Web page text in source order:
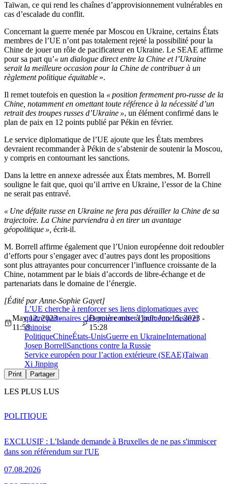
Taïwan, ce qui rend les chaînes d’approvisionnement vulnérables en
cas d’escalade du conflit.
Concernant la guerre menée par Moscou en Ukraine, certains États
membres de l’UE n’ont pas totalement rejeté la possibilité pour la
Chine de jouer un rôle de pacificateur en Ukraine. Le SEAE affirme
pour sa part qu’« un dialogue direct entre la Chine et l’Ukraine
serait la meilleure occasion pour la Chine de contribuer à un
règlement politique équitable ».
Il remet toutefois en question la « position fermement pro-russe de la
Chine, notamment en omettant toute référence à la nécessité d’un
retrait des troupes russes d’Ukraine », un élément confirmé dans le
plan de paix en 12 points publié par Pékin en février.
Le service diplomatique de l’UE ajoute que les États membres
devraient recommander à Pékin de s’abstenir de soutenir la Moscou,
y compris en contournant les sanctions.
Dans la lettre en annexe adressée aux États membres, M. Borrell
souligne le fait que, quoi qu’il arrive en Ukraine, l’essor de la Chine
ne serait pas entravé.
« Une défaite russe en Ukraine ne fera pas dérailler la Chine de sa
trajectoire. La Chine parviendra à en tirer un avantage
géopolitique », écrit-il.
M. Borrell affirme également que l’Union européenne doit redoubler
d’efforts pour s’engager avec d’autres pays dont les propositions
sont plus attrayantes pour concurrencer l’influence croissante de la
Chine, notamment par le biais d’accords de libre-échange et de
partenariats dans le domaine de l’énergie.
L’UE cherche à renforcer ses liens diplomatiques avec
quatre partenaires clés pour contrer l’influence russe et
chinoise
[Édité par Anne-Sophie Gayet]
May 12, 2023 -
11:58
Dernière mise à jour: Jun 15, 2023 -
15:28
PolitiqueChineÉtats-UnisGuerre en UkraineInternational
Josep BorrellSanctions contre la Russie
Service européen pour l’action extérieure (SEAE)Taiwan
Xi Jinping
Print Partager
LES PLUS LUS
EXCLUSIF : L'Islande demande à Bruxelles de ne pas s'immiscer
dans son référendum sur l'UE
07.08.2026
POLITIQUE